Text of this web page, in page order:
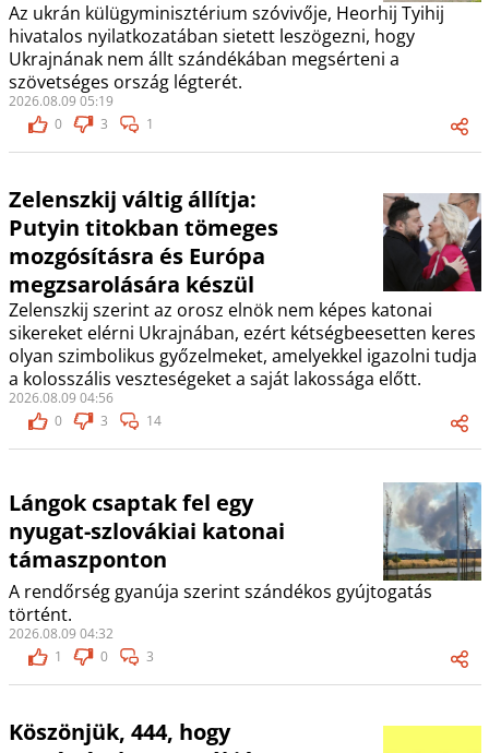
Az ukrán külügyminisztérium szóvivője, Heorhij Tyihij
hivatalos nyilatkozatában sietett leszögezni, hogy
Ukrajnának nem állt szándékában megsérteni a
szövetséges ország légterét.
2026.08.09 05:19
0
3 1
Zelenszkij váltig állítja:
Putyin titokban tömeges
mozgósításra és Európa
megzsarolására készül
Zelenszkij szerint az orosz elnök nem képes katonai
sikereket elérni Ukrajnában, ezért kétségbeesetten keres
olyan szimbolikus győzelmeket, amelyekkel igazolni tudja
a kolosszális veszteségeket a saját lakossága előtt.
2026.08.09 04:56
0
3 14
Lángok csaptak fel egy
nyugat-szlovákiai katonai
támaszponton
A rendőrség gyanúja szerint szándékos gyújtogatás
történt.
2026.08.09 04:32
1
0 3
Köszönjük, 444, hogy